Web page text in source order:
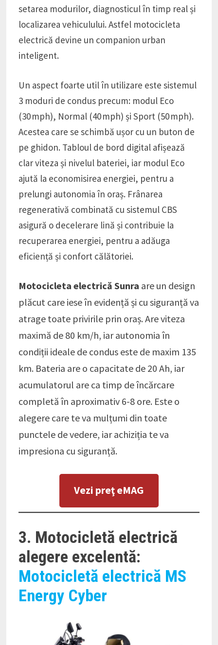
setarea modurilor, diagnosticul în timp real și
localizarea vehiculului. Astfel motocicleta
electrică devine un companion urban
inteligent.
Un aspect foarte util în utilizare este sistemul
3 moduri de condus precum: modul Eco
(30 mph), Normal (40 mph) și Sport (50 mph).
Acestea care se schimbă ușor cu un buton de
pe ghidon. Tabloul de bord digital afișează
clar viteza și nivelul bateriei, iar modul Eco
ajută la economisirea energiei, pentru a
prelungi autonomia în oraș. Frânarea
regenerativă combinată cu sistemul CBS
asigură o decelerare lină și contribuie la
recuperarea energiei, pentru a adăuga
eficiență și confort călătoriei.
Motocicleta electrică Sunra are un design
plăcut care iese în evidență și cu siguranță va
atrage toate privirile prin oraș. Are viteza
maximă de 80 km/h, iar autonomia în
condiții ideale de condus este de maxim 135
km. Bateria are o capacitate de 20 Ah, iar
acumulatorul are ca timp de încărcare
completă în aproximativ 6-8 ore. Este o
alegere care te va mulțumi din toate
punctele de vedere, iar achiziția te va
impresiona cu siguranță.
Vezi preţ eMAG
3. Motocicletă electrică
alegere excelentă:
Motocicletă electrică MS
Energy Cyber